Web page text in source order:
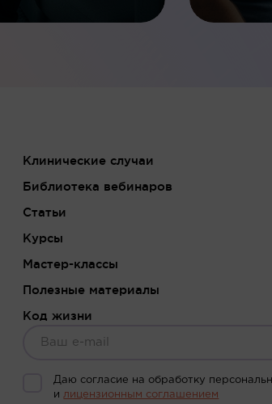
Клинические случаи
Библиотека вебинаров
Статьи
Курсы
Мастер-классы
Полезные материалы
Код жизни
Даю согласие на обработку
илицензионным соглашением